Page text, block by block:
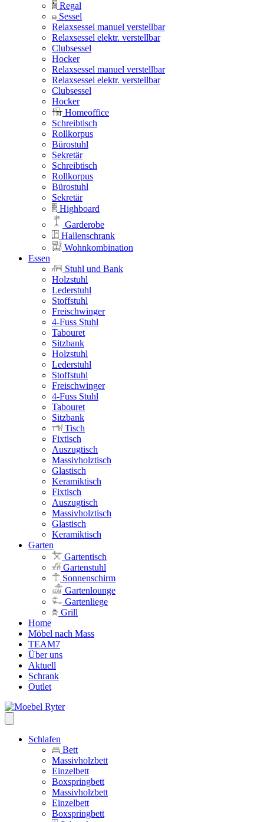
Regal
Sessel
Relaxsessel manuel verstellbar
Relaxsessel elektr. verstellbar
Clubsessel
Hocker
Relaxsessel manuel verstellbar
Relaxsessel elektr. verstellbar
Clubsessel
Hocker
Homeoffice
Schreibtisch
Rollkorpus
Bürostuhl
Sekretär
Schreibtisch
Rollkorpus
Bürostuhl
Sekretär
Highboard
Garderobe
Hallenschrank
Wohnkombination
Essen
Stuhl und Bank
Holzstuhl
Lederstuhl
Stoffstuhl
Freischwinger
4-Fuss Stuhl
Tabouret
Sitzbank
Holzstuhl
Lederstuhl
Stoffstuhl
Freischwinger
4-Fuss Stuhl
Tabouret
Sitzbank
Tisch
Fixtisch
Auszugtisch
Massivholztisch
Glastisch
Keramiktisch
Fixtisch
Auszugtisch
Massivholztisch
Glastisch
Keramiktisch
Garten
Gartentisch
Gartenstuhl
Sonnenschirm
Gartenlounge
Gartenliege
Grill
Home
Möbel nach Mass
TEAM7
Über uns
Aktuell
Schrank
Outlet
Schlafen
Bett
Massivholzbett
Einzelbett
Boxspringbett
Massivholzbett
Einzelbett
Boxspringbett